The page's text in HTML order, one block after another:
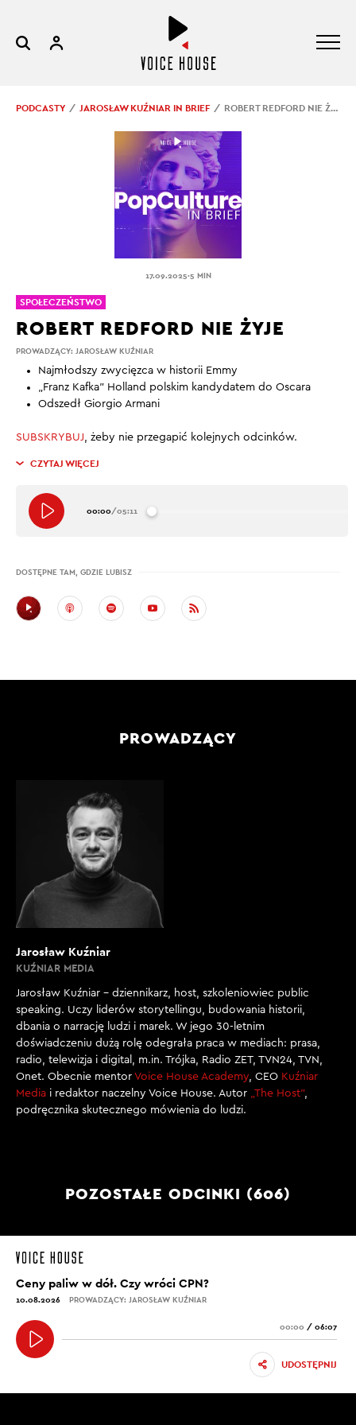
PODCASTY JAROSŁAW KUŹNIAR IN BRIEF ROBERT REDFORD NIE ŻYJE
17.09.2025.5 MIN
PROWADZĄCY: JAROSŁAW KUŹNIAR
ROBERT REDFORD NIE ŻYJE
Najmłodszy zwycięzca w historii Emmy
„Franz Kafka” Holland polskim kandydatem do Oscara
Odszedł Giorgio Armani
SUBSKRYBUJ, żeby nie przegapić kolejnych odcinków.
CZYTAJ WIĘCEJ
00:00/05:11
DOSTĘPNE TAM, GDZIE LUBISZ
SPOŁECZEŃSTWO
PROWADZĄCY
Jarosław Kuźniar
KUŹNIAR MEDIA
Jarosław Kuźniar – dziennikarz, host, szkoleniowiec public
speaking. Uczy liderów storytellingu, budowania historii,
dbania o narrację ludzi i marek. W jego 30-letnim
doświadczeniu dużą rolę odegrała praca w mediach: prasa,
radio, telewizja i digital, m.in. Trójka, Radio ZET, TVN24, TVN,
Onet. Obecnie mentor Voice House Academy, CEO Kuźniar
Media i redaktor naczelny Voice House. Autor „The Host”,
podręcznika skutecznego mówienia do ludzi.
POZOSTAŁE ODCINKI (606)
Ceny paliw w dół. Czy wróci CPN?
10.08.2026 PROWADZĄCY: JAROSŁAW KUŹNIAR
00:00 / 06:07
UDOSTĘPNIJ